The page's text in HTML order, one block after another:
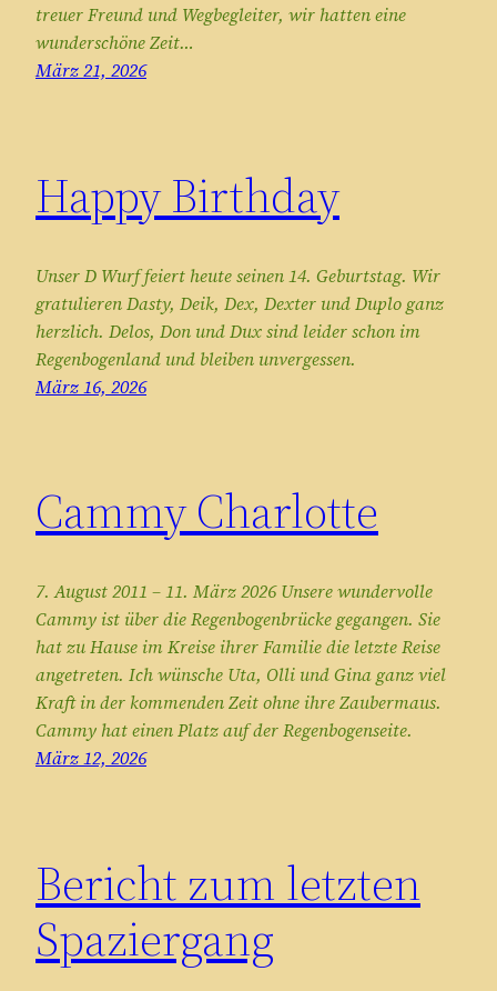
treuer Freund und Wegbegleiter, wir hatten eine
wunderschöne Zeit…
März 21, 2026
Happy Birthday
Unser D Wurf feiert heute seinen 14. Geburtstag. Wir
gratulieren Dasty, Deik, Dex, Dexter und Duplo ganz
herzlich. Delos, Don und Dux sind leider schon im
Regenbogenland und bleiben unvergessen.
März 16, 2026
Cammy Charlotte
7. August 2011 – 11. März 2026 Unsere wundervolle
Cammy ist über die Regenbogenbrücke gegangen. Sie
hat zu Hause im Kreise ihrer Familie die letzte Reise
angetreten. Ich wünsche Uta, Olli und Gina ganz viel
Kraft in der kommenden Zeit ohne ihre Zaubermaus.
Cammy hat einen Platz auf der Regenbogenseite.
März 12, 2026
Bericht zum letzten
Spaziergang